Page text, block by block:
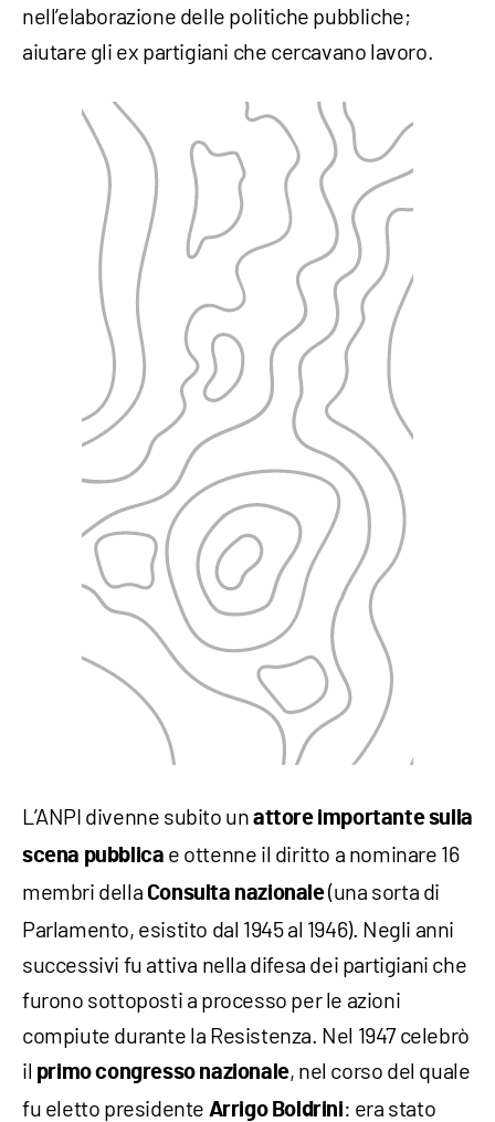
nell’elaborazione delle politiche pubbliche;
aiutare gli ex partigiani che cercavano lavoro.
L’ANPI divenne subito un attore importante sulla
scena pubblica e ottenne il diritto a nominare 16
membri della Consulta nazionale(una sorta di
Parlamento, esistito dal 1945 al 1946). Negli anni
successivi fu attiva nella difesa dei partigiani che
furono sottoposti a processo per le azioni
compiute durante la Resistenza. Nel 1947 celebrò
il primo congresso nazionale, nel corso del quale
fu eletto presidente Arrigo Boldrini: era stato